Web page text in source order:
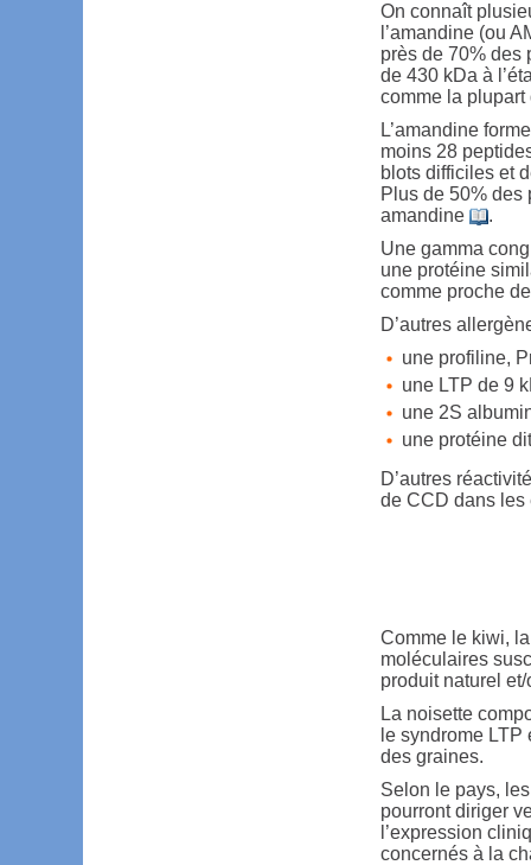
On connaît
l’amandine (ou
près de 70% des
de 430 kDa à
comme la
L’amandine
moins 28
blots difficiles et
Plus de 50% des
amandine
.
Une gamma
une protéine
comme proche
D’autres
une profiline,
une LTP de 9
une 2S
une protéine
D’autres
de CCD dans les
Comme le kiwi,
moléculaires
produit naturel
La noisette
le syndrome
des graines.
Selon le pays,
pourront diriger
l’expression
concernés à la